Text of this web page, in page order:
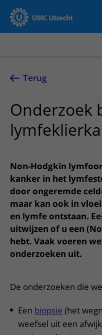
Naar hoofdinhoud
Over UMC
Utrecht
Research
UMC Utrecht
Zorg en behandeling
Ziekten en aandoeningen
Poliklinieken
Verpleegafdelingen
Onze zorgverleners
Onderzoeken en
Het Wilhelmina
Afspraak en opname
Bezoek aan de polikliniek
Opname in het ziekenhuis
Voorbereiding op uw
Bloedprikken
Wachttijden
Wijzigen patiëntgegevens
Op bezoek in het UMC
Apotheek
Winkels en restaurants
Faciliteiten en
Bezoekregels
Contact en route
Spoed
Contactgegevens
Route naar het ziekenhuis
Parkeren
Contact met polikliniek
Contact met
Het Wilhelmina
Verwijzers
Patiënt verwijzen
Teleconsult aanvragen
Diagnostiek aanvragen
Meer UMC Utrecht
Over UMC Utrecht
Onderwijs
Terug
Onderzoek
Non-Hodgkin
kanker in het
door ongeremde
maar kan ook in
en lymfe ontstaan.
uitwijzen of u een
hebt. Vaak voeren
onderzoeken uit.
De onderzoeken die
Een biopsie (het
weefsel uit een